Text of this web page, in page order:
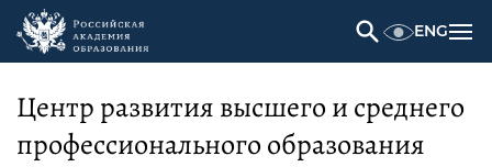
ENG
Центр развития высшего и среднего
профессионального образования